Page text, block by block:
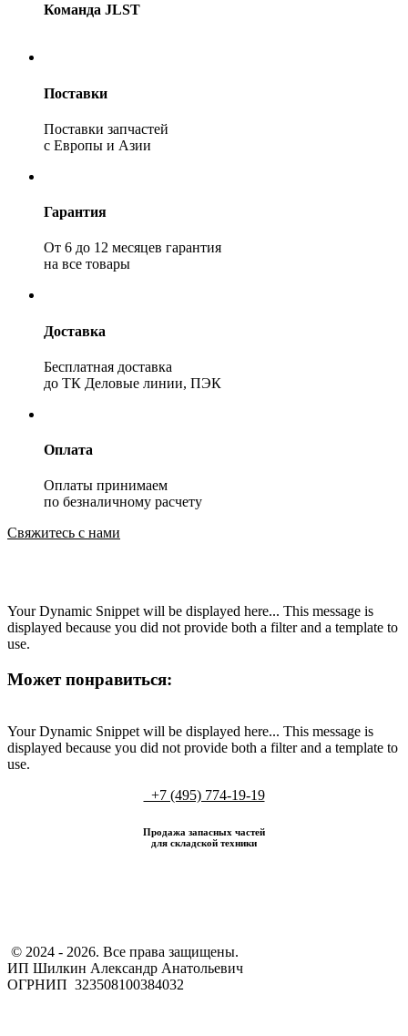
Команда JLST
Поставки
Поставки запчастей
с Европы и Азии
Гарантия
От 6 до 12 месяцев гарантия
на все товары
Доставка
Бесплатная доставка
до ТК Деловые линии, ПЭК
Оплата
Оплаты принимаем
по безналичному расчету
Свяжитесь с нами
Your Dynamic Snippet will be displayed here... This message is
displayed because you did not provide both a filter and a template to
use.
Может понравиться:
Your Dynamic Snippet will be displayed here... This message is
displayed because you did not provide both a filter and a template to
use.
+7 (495) 774-19-19
Продажа запасных частей
для складской техники
​ © 2024 - 2026. Все права защищены.
ИП Шилкин Александр Анатольевич
ОГРНИП 323508100384032